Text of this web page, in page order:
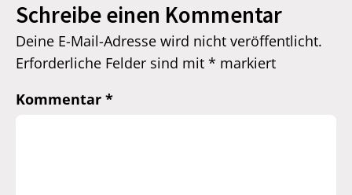
Schreibe einen Kommentar
Deine E-Mail-Adresse wird nicht veröffentlicht.
Erforderliche Felder sind mit * markiert
Kommentar *